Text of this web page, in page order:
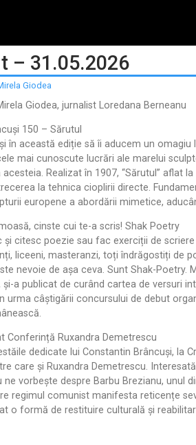
– 31.05.2026
Giodea
Giodea, jurnalist Loredana Berneanu
150 – Sărutul
în această ediție să îi aducem un
mai cunoscute lucrări ale marelui
Realizat în 1907, “Sărutul” aflat
la tehnica cioplirii directe.
europene a abordării mimetice,
cinste cui te-a scris! Shak Poetry
și citesc poezie sau fac exerciții de
liceeni, masteranzi, toți îndrăgostiți de
nevoie de așa ceva. Sunt Shak-Poetry.
și-a publicat de curând cartea de versuri
urma câștigării concursului de debut
Conferință Ruxandra Demetrescu
dedicate lui Constantin Brâncuși, la
care și Ruxandra Demetrescu.
ne vorbește despre Barbu Brezianu, unul
regimul comunist manifesta reticențe
o formă de restituire culturală și